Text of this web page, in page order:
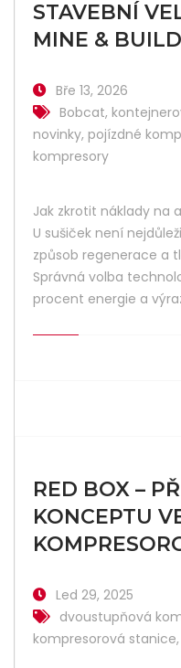
STAVEBNÍ
MINE & BUILD
Bře 13, 2026
Bobcat,
novinky, pojízdné
kompresory
Jak zkrotit náklady na
U sušiček není
způsob regenerace a
Správná volba
procent energie a
RED BOX –
KONCEPTU
Led 29, 2025
dvoustupňová
kompresorová stanice,